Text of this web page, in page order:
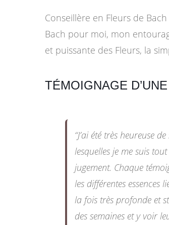
Conseillère en Fleurs de
Bach pour moi, mon
et puissante des Fleurs, la
TÉMOIGNAGE
“J’ai été très heureuse
lesquelles je me suis
jugement. Chaque
les différentes essences
la fois très profonde et
des semaines et y voir